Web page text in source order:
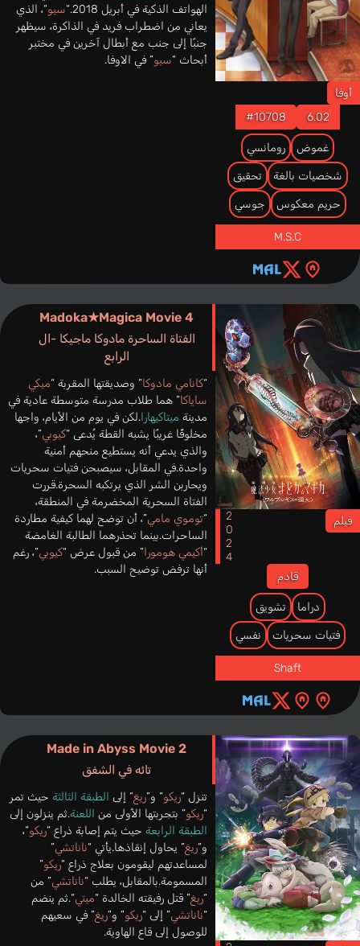
أوفا
6.02
#10708
غموض رومانسي
شخصيات بالغة تحقيق
حريم معكوس جوسي
M.S.C
الهواتف الذكية في أبريل 2018.“
سيو“، الذي
يعاني من اضطراب فريد في الذاكرة، سيظهر
جنبًا إلى جنب مع أبطال آخرين في مختبر
أبحاث “سيو” في الاوفا.
Madoka★Magica Movie 4
الفتاة الساحرة مادوكا ماجيكا -ال
الرابع
فيلم 2024
قادم
دراما تشويق
فتيات سحريات نفسي
Shaft
“كانامي مادوكا” وصديقتها المقربة “ميكي
ساياكا” هما طلاب مدرسة متوسطة عادية في
مدينة ميتاكيهارا.لكن في يوم من الأيام، واجها
مخلوقًا غريبًا يشبه القطة يُدعى “كيوبي”،
والذي يدعي أنه يستطيع منحهم أمنية
واحدة.في المقابل، سيصبحن فتيات سحريات
ويحاربن الشر الذي يرتكبه السحرة.قررت
الفتاة السحرية المخضرمة في المنطقة،
“توموي مامي”، أن توضح لهما كيفية مطاردة
الساحرات.بينما تحذرهما الطالبة الغامضة
“أكيمي هومورا” من قبول عرض “كيوبي”، رغم
أنها ترفض توضيح السبب.
Made in Abyss Movie 2
تائه في الشفق
تنزل “ريكو” و”ريغ” إلى الطبقة الثالثة حيث تمر
“ريكو” بتجربتها الأولى من اللعنة.ثم ينزلون إلى
الطبقة الرابعة حيث يتم إصابة ذراع “ريكو“،
و”ريغ” يحاول إنقاذها.يأتي “ناناتشي”
لمساعدتهم ليقومون بعلاج ذراع “ريكو”
المسمومة.بالمقابل، يطلب “ناناتشي” من
“ريغ” قتل رفيقته الخالدة “ميتي“.ثم ينضم
“ناناتشي” إلى “ريكو” و”ريغ” في سعيهم
للوصول إلى قاع الهاوية.